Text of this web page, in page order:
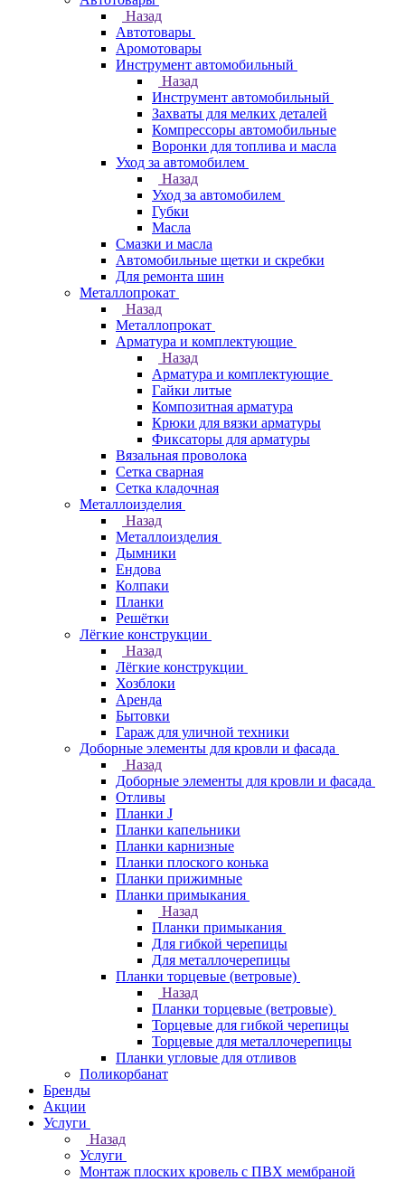
Назад
Автотовары
Аромотовары
Инструмент автомобильный
Назад
Инструмент автомобильный
Захваты для мелких деталей
Компрессоры автомобильные
Воронки для топлива и масла
Уход за автомобилем
Назад
Уход за автомобилем
Губки
Масла
Смазки и масла
Автомобильные щетки и скребки
Для ремонта шин
Металлопрокат
Назад
Металлопрокат
Арматура и комплектующие
Назад
Арматура и комплектующие
Гайки литые
Композитная арматура
Крюки для вязки арматуры
Фиксаторы для арматуры
Вязальная проволока
Сетка сварная
Сетка кладочная
Металлоизделия
Назад
Металлоизделия
Дымники
Ендова
Колпаки
Планки
Решётки
Лёгкие конструкции
Назад
Лёгкие конструкции
Хозблоки
Аренда
Бытовки
Гараж для уличной техники
Доборные элементы для кровли и фасада
Назад
Доборные элементы для кровли и фасада
Отливы
Планки J
Планки капельники
Планки карнизные
Планки плоского конька
Планки прижимные
Планки примыкания
Назад
Планки примыкания
Для гибкой черепицы
Для металлочерепицы
Планки торцевые (ветровые)
Назад
Планки торцевые (ветровые)
Торцевые для гибкой черепицы
Торцевые для металлочерепицы
Планки угловые для отливов
Поликорбанат
Бренды
Акции
Услуги
Назад
Услуги
Монтаж плоских кровель с ПВХ мембраной